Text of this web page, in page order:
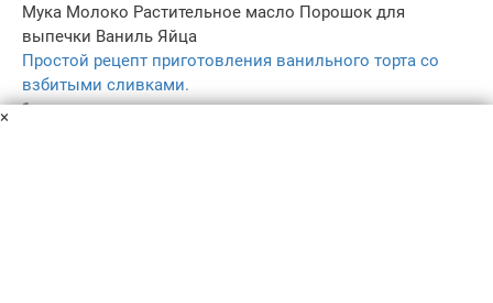
Мука Молоко Растительное масло Порошок для
выпечки Ваниль Яйца
Простой рецепт приготовления ванильного торта со
взбитыми сливками.
1 ч.
×